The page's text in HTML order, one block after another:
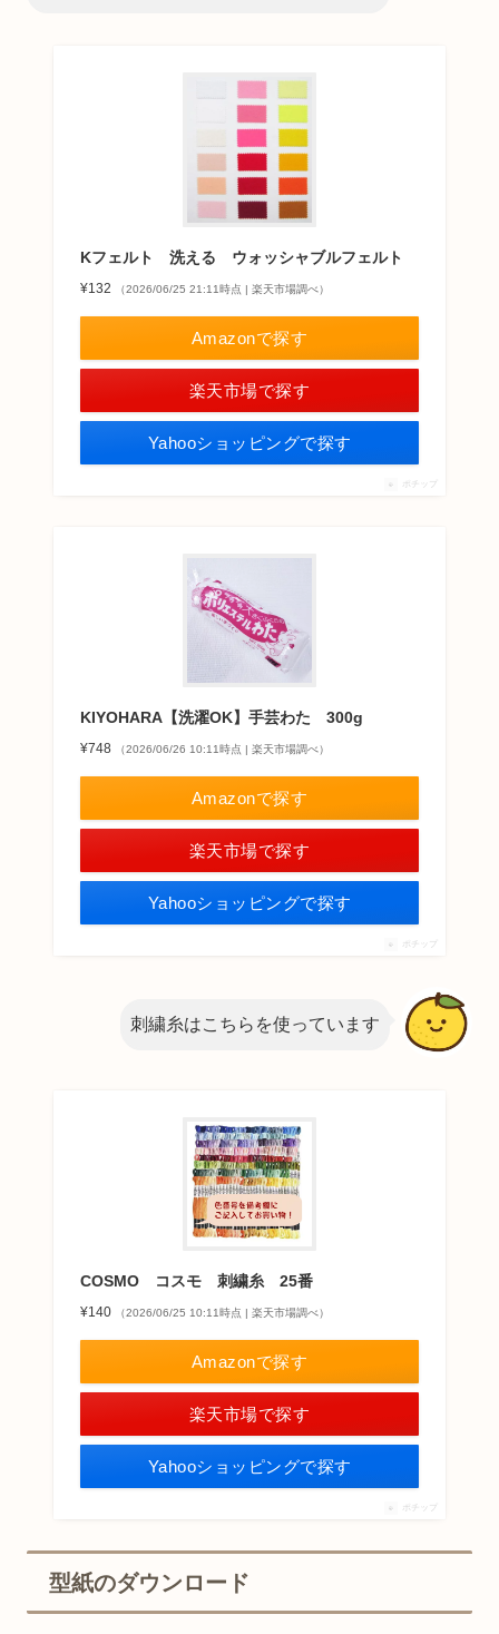
Kフェルト 洗える ウォッシャブルフェルト
¥132 （2026/06/25 21:11時点 | 楽天市場調べ）
Amazonで探す
楽天市場で探す
Yahooショッピングで探す
ポチップ
KIYOHARA【洗濯OK】手芸わた 300g
¥748 （2026/06/26 10:11時点 | 楽天市場調べ）
Amazonで探す
楽天市場で探す
Yahooショッピングで探す
ポチップ
刺繍糸はこちらを使っています
COSMO コスモ 刺繍糸 25番
¥140 （2026/06/25 10:11時点 | 楽天市場調べ）
Amazonで探す
楽天市場で探す
Yahooショッピングで探す
ポチップ
型紙のダウンロード